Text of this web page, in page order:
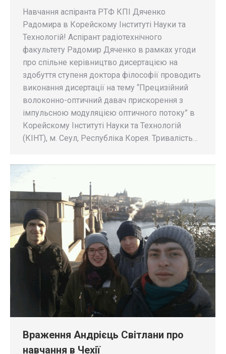
Навчання аспіранта РТФ КПІ Дяченко
Радомира в Корейскому Інституті Науки та
Технологій! Аспірант радіотехнічного
факультету Радомир Дяченко в рамках угоди
про спільне керівництво дисертацією на
здобуття ступеня доктора філософії проводить
виконання дисертації на тему “Прецизійний
волоконно-оптичний давач прискорення з
імпульсною модуляцією оптичного потоку” в
Корейскому Інституті Науки та Технологій
(КІНТ), м. Сеул, Республіка Корея. Тривалість…
Враження Андрієць Світлани про
навчання в Чехії